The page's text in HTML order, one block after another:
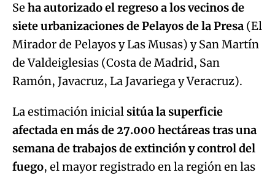
Se ha autorizado el regreso a los vecinos de
siete urbanizaciones de Pelayos de la Presa (El
Mirador de Pelayos y Las Musas) y San Martín
de Valdeiglesias (Costa de Madrid, San
Ramón, Javacruz, La Javariega y Veracruz).
La estimación inicialsitúa la superficie
afectada en más de 27.000 hectáreas tras una
semana de trabajos de extinción y control del
fuego, el mayor registrado en la región en las